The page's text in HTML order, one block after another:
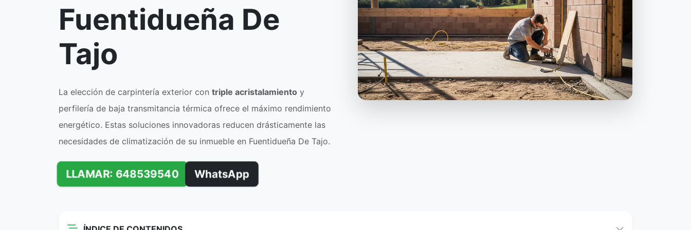
Fuentidueña De
Tajo
La elección de carpintería exterior con triple acristalamiento y
perfilería de baja transmitancia térmica ofrece el máximo rendimiento
energético. Estas soluciones innovadoras reducen drásticamente las
necesidades de climatización de su inmueble en Fuentidueña De Tajo.
LLAMAR: 648539540 WhatsApp